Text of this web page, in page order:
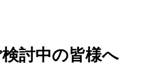
討中の皆様へ